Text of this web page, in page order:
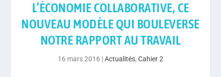
L’ÉCONOMIE COLLABORATIVE, CE
NOUVEAU MODÈLE QUI BOULEVERSE
NOTRE RAPPORT AU TRAVAIL
16 mars 2016 |Actualités, Cahier 2